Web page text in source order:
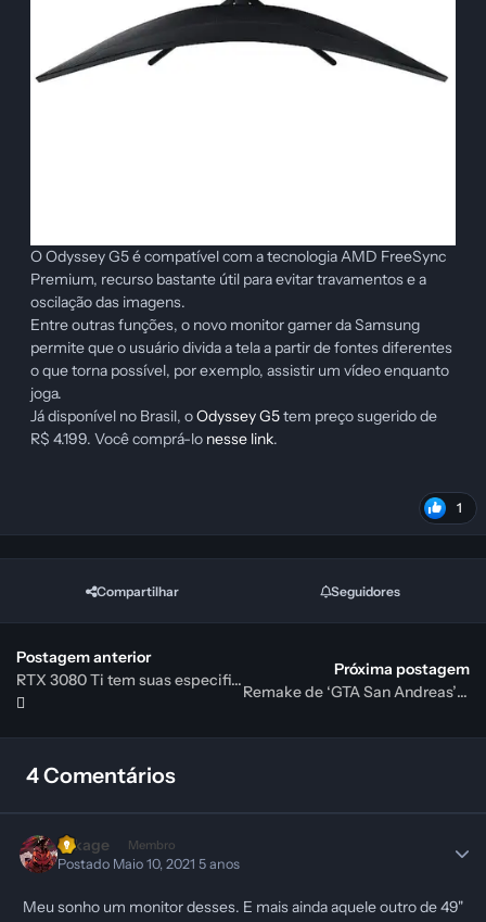
O Odyssey G5 é compatível com a tecnologia AMD FreeSync
Premium, recurso bastante útil para evitar travamentos e a
oscilação das imagens.
Entre outras funções, o novo monitor gamer da Samsung
permite que o usuário divida a tela a partir de fontes diferentes
o que torna possível, por exemplo, assistir um vídeo enquanto
joga.
Já disponível no Brasil, oOdyssey G5tem preço sugerido de
R$ 4.199. Você comprá-lo nesse link.
1
Compartilhar Seguidores
Postagem anterior
RTX 3080 Ti tem suas especificações vazadas
Próxima postagem
Remake de ‘GTA San Andreas’ feito por fã viraliza nas redes sociais
4 Comentários
Lukage Membro
Postado Maio 10, 20215 anos
Meu sonho um monitor desses. E mais ainda aquele outro de 49"